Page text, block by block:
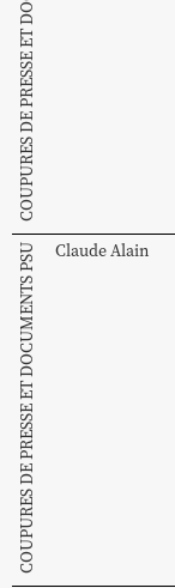
COUPURES DE PRESSE ET DOCUMENTS PSU
ClaudeAlain